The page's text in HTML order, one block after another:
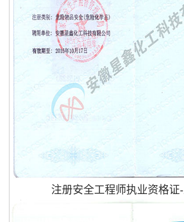
注册安全工程师执业资格证